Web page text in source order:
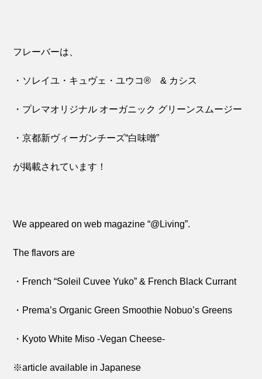
フレーバーは、
・ソレイユ・キュヴェ・ユウコ® & カシス
・プレマオリジナル オーガニック グリーンスムージー
・京都新ヴィーガンチーズ“白味噌”
が掲載されています！
We appeared on web magazine “@Living”.
The flavors are
・French “Soleil Cuvee Yuko” & French Black Currant
・Prema’s Organic Green Smoothie Nobuo’s Greens
・Kyoto White Miso -Vegan Cheese-
※article available in Japanese